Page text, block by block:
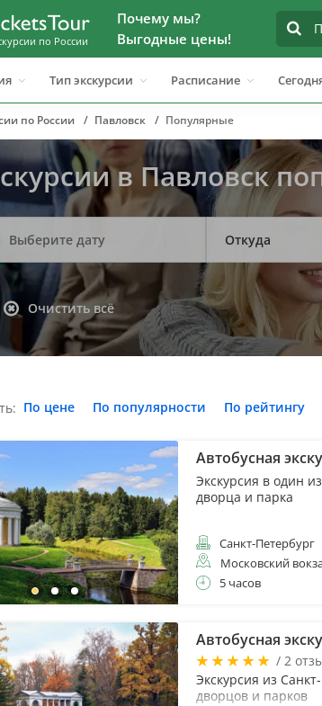
по России
Почему мы?
Выгодные цены!
Тип экскурсии Расписание
по России Павловск Популярные
в Павловск
Откуда
Очистить всё
По цене По популярности По рейтингу
Автобусная
Экскурсия в один
дворца и парка
Санкт-Петербург
Московский
5 часов
Автобусная
/ 2
Экскурсия из
дворцов и парков